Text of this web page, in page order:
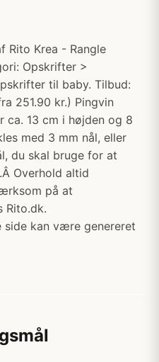
Rito Krea - Rangle
Opskrifter >
til baby. Tilbud:
251.90 kr.) Pingvin
ca. 13 cm i højden og 8
med 3 mm nål, eller
du skal bruge for at
Overhold altid
på at
Rito.dk.
side kan være genereret